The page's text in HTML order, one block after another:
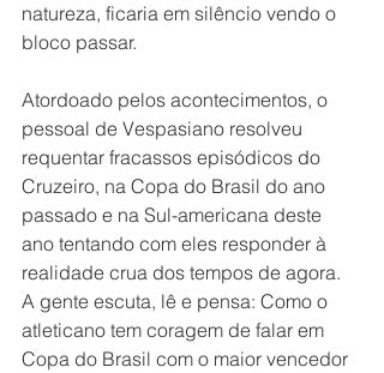
natureza, ficaria em silêncio vendo o
bloco passar.
Atordoado pelos acontecimentos, o
pessoal de Vespasiano resolveu
requentar fracassos episódicos do
Cruzeiro, na Copa do Brasil do ano
passado e na Sul-americana deste
ano tentando com eles responder à
realidade crua dos tempos de agora.
A gente escuta, lê e pensa: Como o
atleticano tem coragem de falar em
Copa do Brasil com o maior vencedor